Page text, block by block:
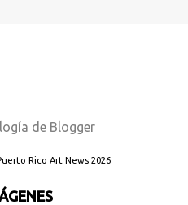
de Blogger
Rico Art News 2026